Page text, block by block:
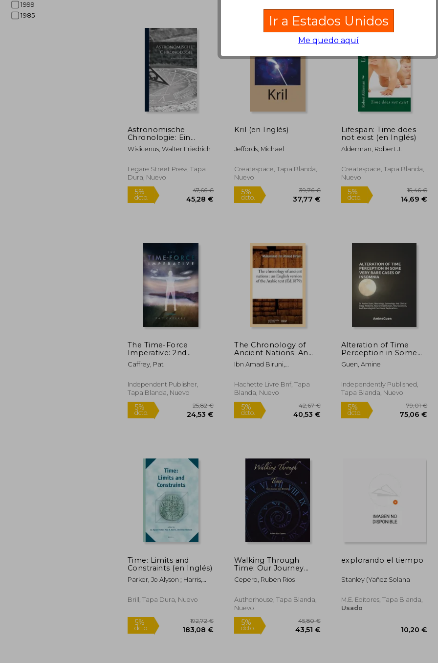
1999
1985
5%
dcto.
5%
dcto.
5%
dcto.
Astronomische
Chronologie: Ein
Hülfsbuch für
Historiker,
Astronomen (en
Alemán)
Wislicenus, Walter Friedrich
Legare Street Press, Tapa
Dura, Nuevo
dcto. 45,28 €
Kril (en Inglés)
Jeffords, Michael
Createspace, Tapa Blanda,
Nuevo
dcto. 37,77 €
Lifespan: Time does
not exist (en Inglés)
Alderman, Robert J.
Createspace, Tapa Blanda,
Nuevo
dcto.
The Time-Force
Imperative: 2nd
Edition (en Inglés)
Caffrey, Pat
Independent Publisher,
Tapa Blanda, Nuevo
5%
dcto.
25,82 €
24,53 €
The Chronology of
Ancient Nations: An
English Version of the
Arabic Text (Éd.1879)
Ibn Amad Biruni,
Hachette Livre Bnf, Tapa
Blanda, Nuevo
5%
dcto. 40,53 €
Alteration of Time
Perception in Some
Very Rare Cases of
Insomnia: Dr Amine
Somnology And
Clinical Sleep
Neurorehabilitatio (en
Inglés)
Guen, Amine
Independently Published,
Tapa Blanda, Nuevo
dcto.
Time: Limits and
Constraints (en Inglés)
Parker, Jo Alyson ; Harris,
Christian
Brill, Tapa Dura, Nuevo
Walking Through
Time: Our Journey
into Eternity (en
Inglés)
Cepero, Ruben Rios
Authorhouse, Tapa Blanda,
Nuevo
explorando el tiempo
Stanley (yañez Solana
M.e. Editores, Tapa Blanda,
Usado
Ir a Estados Unidos
Me quedo aquí